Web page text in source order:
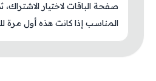
صفحة الباقات لاختيار
المناسب إذا كانت هذه أول مرة